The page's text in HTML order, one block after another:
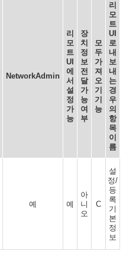
NetworkAdmin
리
모
트
UI
에
서
설
정
가
능
장
치
정
보
전
달
가
능
여
부
모
두
가
져
오
기
기
능
리
모
트
UI
로
내
보
내
는
경
우
의
항
목
이
름
예 예
아
니
오
C
설
정/
등
록
기
본
정
보